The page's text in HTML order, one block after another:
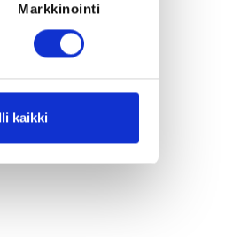
Markkinointi
kaikki